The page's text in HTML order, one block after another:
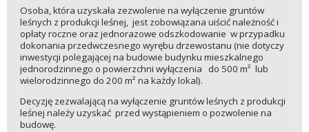
Osoba, która uzyskała zezwolenie na wyłączenie gruntów
leśnych z produkcji leśnej, jest zobowiązana uiścić należność i
opłaty roczne oraz jednorazowe odszkodowanie w przypadku
dokonania przedwczesnego wyrębu drzewostanu (nie dotyczy
inwestycji polegającej na budowie budynku mieszkalnego
jednorodzinnego o powierzchni wyłączenia do 500 m² lub
wielorodzinnego do 200 m² na każdy lokal).
Decyzję zezwalającą na wyłączenie gruntów leśnych z produkcji
leśnej należy uzyskać przed wystąpieniem o pozwolenie na
budowę.